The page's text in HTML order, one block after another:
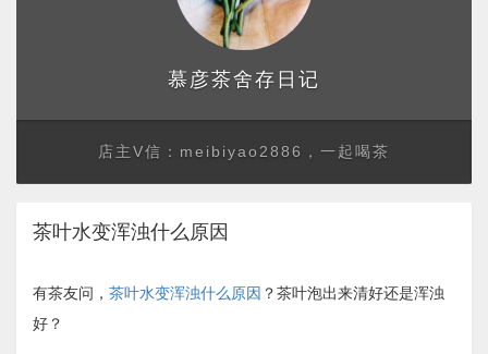
慕彦茶舍存日记
店主V信：meibiyao2886，一起喝茶
茶叶水变浑浊什么原因
有茶友问， 茶叶水变浑浊什么原因 ？茶叶泡出来清好还是浑浊
好？